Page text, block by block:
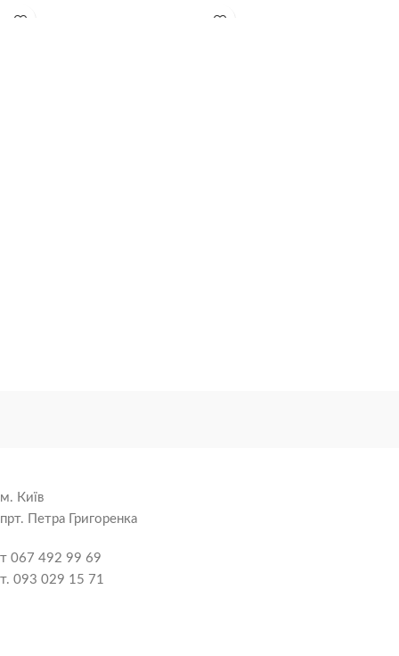
м. Київ
прт. Петра Григоренка
т 067 492 99 69
т. 093 029 15 71